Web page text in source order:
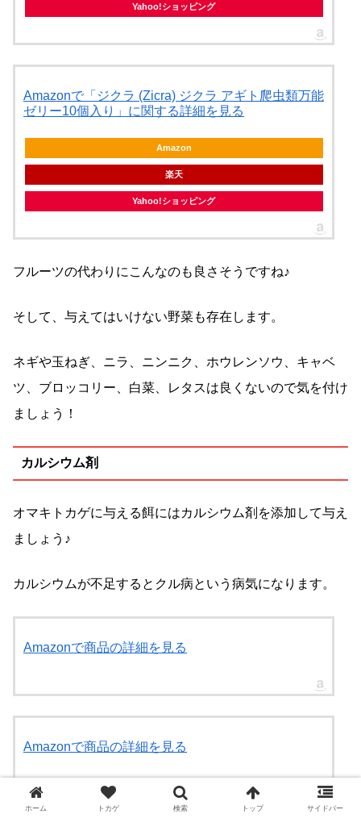
Yahoo!ショッピング
Amazonで「ジクラ (Zicra) ジクラ アギト爬虫類万能
ゼリー10個入り」に関する詳細を見る
Amazon
楽天
Yahoo!ショッピング
フルーツの代わりにこんなのも良さそうですね♪
そして、与えてはいけない野菜も存在します。
ネギや玉ねぎ、ニラ、ニンニク、ホウレンソウ、キャベ
ツ、ブロッコリー、白菜、レタスは良くないので気を付け
ましょう！
カルシウム剤
オマキトカゲに与える餌にはカルシウム剤を添加して与え
ましょう♪
カルシウムが不足するとクル病という病気になります。
Amazonで商品の詳細を見る
Amazonで商品の詳細を見る
ホーム トカゲ 検索 トップ サイドバー